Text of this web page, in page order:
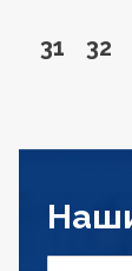
Go to
31 Go
32